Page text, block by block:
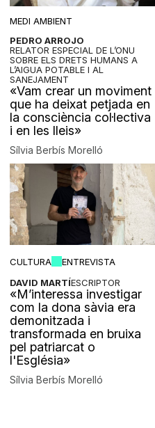
MEDI AMBIENT
PEDRO ARROJO
RELATOR ESPECIAL DE L’ONU
SOBRE ELS DRETS HUMANS A
L’AIGUA POTABLE I AL
SANEJAMENT
«Vam crear un moviment
que ha deixat petjada en
la consciència col·lectiva
i en les lleis»
Sílvia Berbís Morelló
CULTURA
ENTREVISTA
DAVID MARTÍESCRIPTOR
«M’interessa investigar
com la dona sàvia era
demonitzada i
transformada en bruixa
pel patriarcat o
l'Església»
Sílvia Berbís Morelló